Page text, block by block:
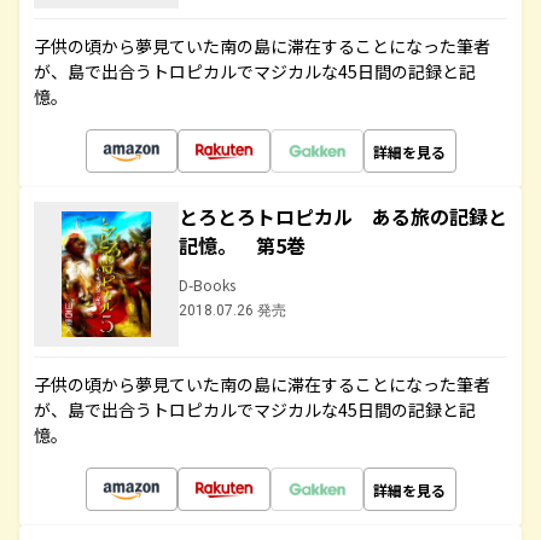
子供の頃から夢見ていた南の島に滞在することになった筆者
が、島で出合うトロピカルでマジカルな45日間の記録と記
憶。
詳細を見る
とろとろトロピカル ある旅の記録と
記憶。 第5巻
D-Books
2018.07.26 発売
子供の頃から夢見ていた南の島に滞在することになった筆者
が、島で出合うトロピカルでマジカルな45日間の記録と記
憶。
詳細を見る